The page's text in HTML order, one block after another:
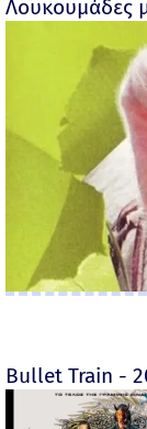
Λουκουμάδες
Bullet Train -